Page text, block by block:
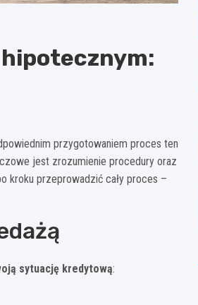
przygotowaniem proces ten
jest zrozumienie procedury oraz
kroku przeprowadzić cały proces –
sytuację kredytową: